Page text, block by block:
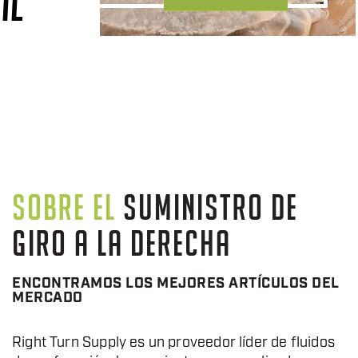
SOBRE EL SUMINISTRO DE
GIRO A LA DERECHA
ENCONTRAMOS LOS MEJORES ARTÍCULOS DEL
MERCADO
Right Turn Supply es un proveedor líder de fluidos